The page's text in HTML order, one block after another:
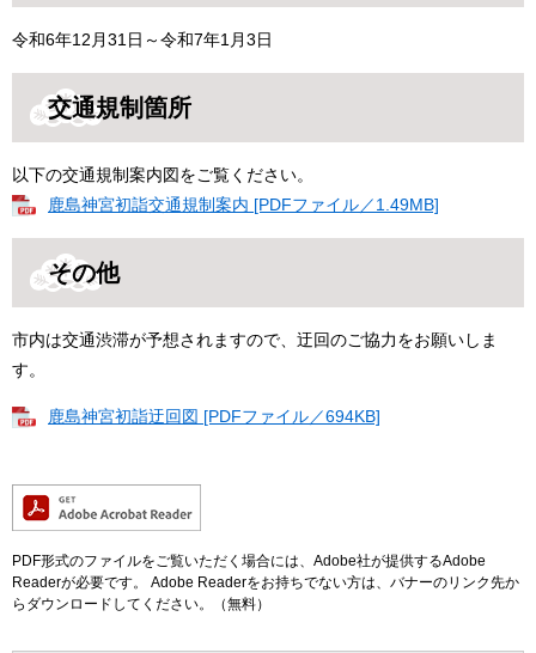
令和6年12月31日～令和7年1月3日
交通規制箇所
以下の交通規制案内図をご覧ください。
鹿島神宮初詣交通規制案内 [PDFファイル／1.49MB]
その他
市内は交通渋滞が予想されますので、迂回のご協力をお願いしま
す。
鹿島神宮初詣迂回図 [PDFファイル／694KB]
PDF形式のファイルをご覧いただく場合には、Adobe社が提供するAdobe
Readerが必要です。
Adobe Readerをお持ちでない方は、バナーのリンク先か
らダウンロードしてください。（無料）